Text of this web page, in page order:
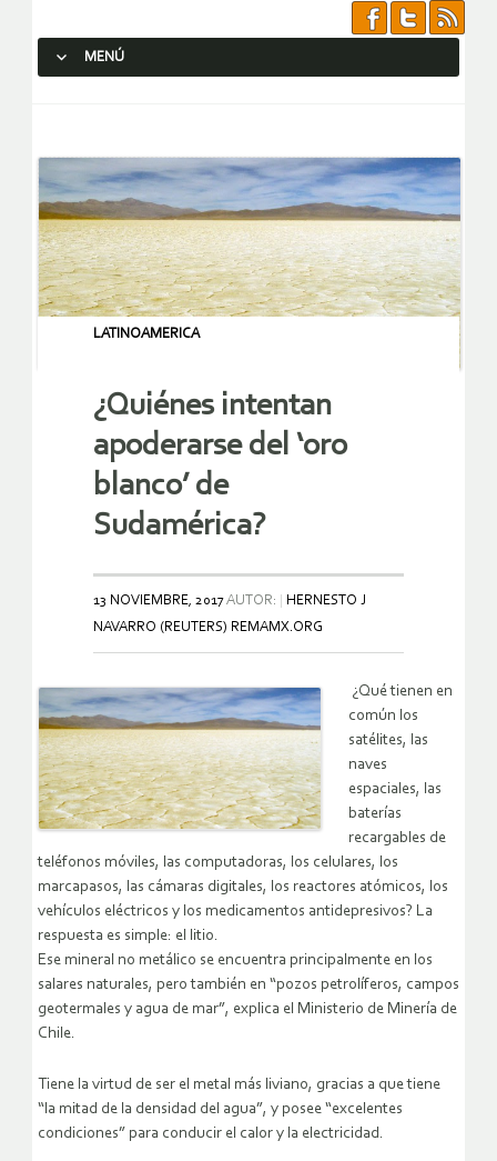
MENÚ
LATINOAMERICA
¿Quiénes intentan
apoderarse del ‘oro
blanco’ de
Sudamérica?
13 NOVIEMBRE, 2017AUTOR:
HERNESTO J
NAVARRO (REUTERS) REMAMX.ORG
¿Qué tienen en
común los
satélites, las
naves
espaciales, las
baterías
recargables de
teléfonos móviles, las computadoras, los celulares, los
marcapasos, las cámaras digitales, los reactores atómicos, los
vehículos eléctricos y los medicamentos antidepresivos? La
respuesta es simple: el litio.
Ese mineral no metálico se encuentra principalmente en los
salares naturales, pero también en “pozos petrolíferos, campos
geotermales y agua de mar”, explica el Ministerio de Minería de
Chile.
Tiene la virtud de ser el metal más liviano, gracias a que tiene
“la mitad de la densidad del agua”, y posee “excelentes
condiciones” para conducir el calor y la electricidad.